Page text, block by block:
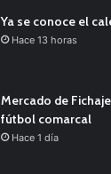
Ya se conoce el
Hace 13 horas
Mercado de
fútbol comarcal
Hace 1 día